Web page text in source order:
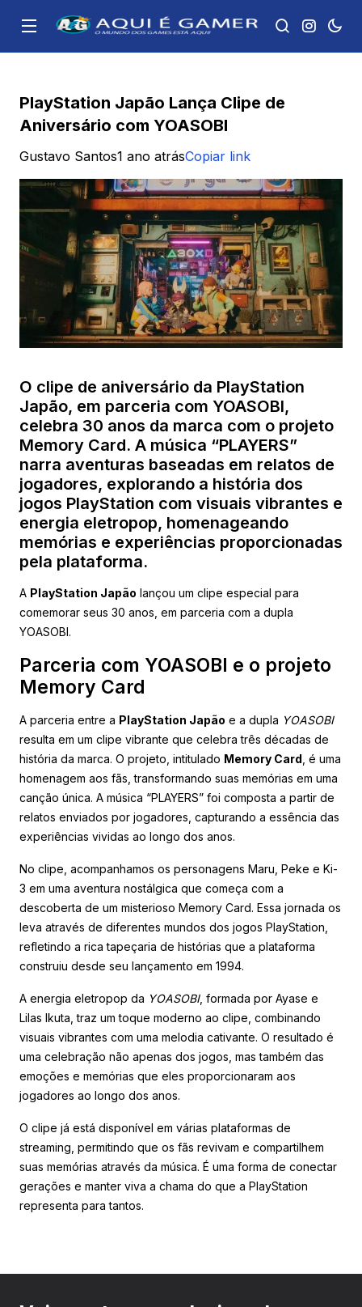
PlayStation Japão Lança Clipe de
Aniversário com YOASOBI
Gustavo Santos1 ano atrásCopiar link
O clipe de aniversário da PlayStation
Japão, em parceria com YOASOBI,
celebra 30 anos da marca com o projeto
Memory Card. A música “PLAYERS”
narra aventuras baseadas em relatos de
jogadores, explorando a história dos
jogos PlayStation com visuais vibrantes e
energia eletropop, homenageando
memórias e experiências proporcionadas
pela plataforma.
A PlayStation Japão lançou um clipe especial para
comemorar seus 30 anos, em parceria com a dupla
YOASOBI.
Parceria com YOASOBI e o projeto
Memory Card
A parceria entre a PlayStation Japão e a dupla YOASOBI
resulta em um clipe vibrante que celebra três décadas de
história da marca. O projeto, intitulado Memory Card , é uma
homenagem aos fãs, transformando suas memórias em uma
canção única. A música “PLAYERS” foi composta a partir de
relatos enviados por jogadores, capturando a essência das
experiências vividas ao longo dos anos.
No clipe, acompanhamos os personagens Maru, Peke e Ki-
3 em uma aventura nostálgica que começa com a
descoberta de um misterioso Memory Card. Essa jornada os
leva através de diferentes mundos dos jogos PlayStation,
refletindo a rica tapeçaria de histórias que a plataforma
construiu desde seu lançamento em 1994.
A energia eletropop da YOASOBI, formada por Ayase e
Lilas Ikuta, traz um toque moderno ao clipe, combinando
visuais vibrantes com uma melodia cativante. O resultado é
uma celebração não apenas dos jogos, mas também das
emoções e memórias que eles proporcionaram aos
jogadores ao longo dos anos.
O clipe já está disponível em várias plataformas de
streaming, permitindo que os fãs revivam e compartilhem
suas memórias através da música. É uma forma de conectar
gerações e manter viva a chama do que a PlayStation
representa para tantos.